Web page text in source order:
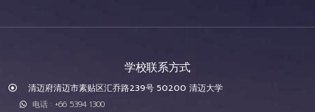
学校联系方式
清迈府清迈市素贴区汇乔路239号 50200 清迈大学
电话 : +66 5394 1300